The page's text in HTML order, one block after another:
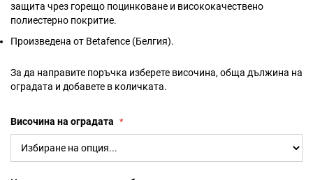
защита чрез горещо поцинковане и висококачествено
полиестерно покритие.
Произведена от Betafence (Белгия).
За да направите поръчка изберете височина, обща дължина на
оградата и добавете в количката.
Височина на оградата